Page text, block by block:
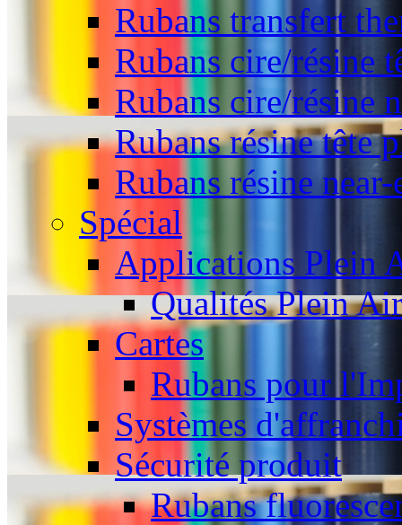
Rubans transfert
Rubans cire/résine
Rubans cire/résine
Rubans résine tête
Rubans résine near-
Spécial
Applications Plein
Qualités Plein Air
Cartes
Rubans pour
Systèmes
Sécurité produit
Rubans